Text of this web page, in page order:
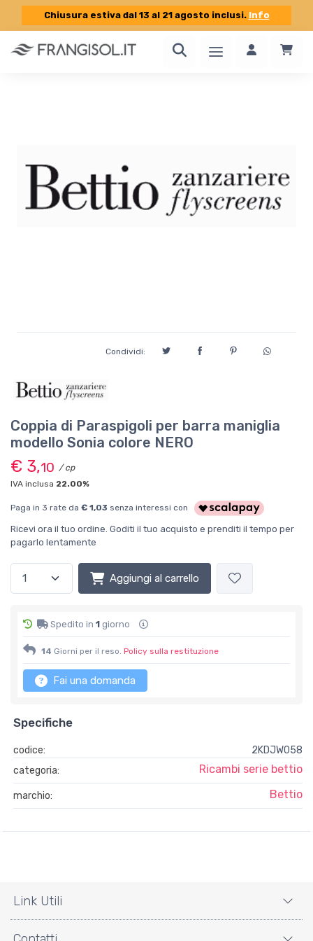
Chiusura estiva dal 13 al 21 agosto inclusi. Info
Condividi:
Coppia di Paraspigoli per barra maniglia
modello Sonia colore NERO
€ 3,10 / cp
IVA inclusa 22.00%
Paga in 3 rate da € 1,03 senza interessi con
Ricevi ora il tuo ordine. Goditi il tuo acquisto e prenditi il tempo per
pagarlo lentamente
Aggiungi al carrello
Spedito in 1 giorno
14 Giorni per il reso. Policy sulla restituzione
Fai una domanda
Specifiche
codice:
2KDJW058
categoria:
Ricambi serie bettio
marchio: Bettio
Link Utili